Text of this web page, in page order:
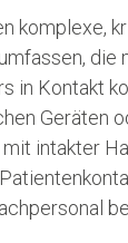
komplexe,
die
in Kontakt
Geräten
intakter